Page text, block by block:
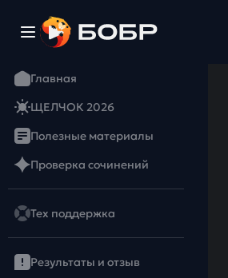
Главная
ЩЕЛЧОК 2026
Полезные материалы
Проверка сочинений
Тех поддержка
Результаты и отзыв